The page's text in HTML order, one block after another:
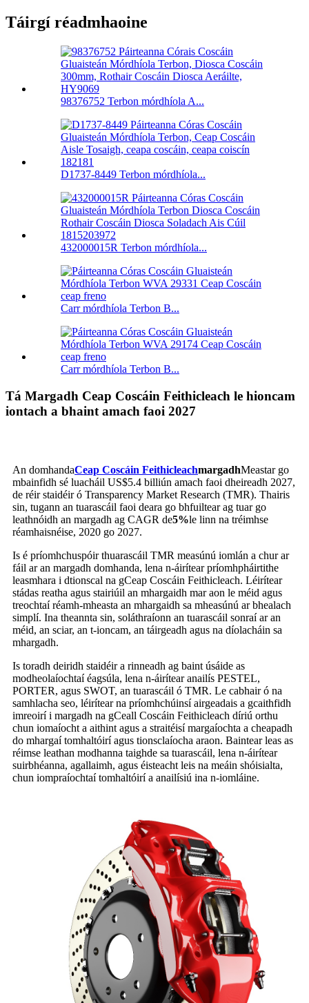
Táirgí réadmhaoine
98376752 Terbon mórdhíola A...
D1737-8449 Terbon mórdhíola...
432000015R Terbon mórdhíola...
Carr mórdhíola Terbon B...
Carr mórdhíola Terbon B...
Tá Margadh Ceap Coscáin Feithicleach le hioncam
iontach a bhaint amach faoi 2027
An domhandaCeap Coscáin FeithicleachmargadhMeastar go
mbainfidh sé luacháil US$5.4 billiún amach faoi dheireadh 2027,
de réir staidéir ó Transparency Market Research (TMR). Thairis
sin, tugann an tuarascáil faoi deara go bhfuiltear ag tuar go
leathnóidh an margadh ag CAGR de5%le linn na tréimhse
réamhaisnéise, 2020 go 2027.
Is é príomhchuspóir thuarascáil TMR measúnú iomlán a chur ar
fáil ar an margadh domhanda, lena n-áirítear príomhpháirtithe
leasmhara i dtionscal na gCeap Coscáin Feithicleach. Léirítear
stádas reatha agus stairiúil an mhargaidh mar aon le méid agus
treochtaí réamh-mheasta an mhargaidh sa mheasúnú ar bhealach
simplí. Ina theannta sin, soláthraíonn an tuarascáil sonraí ar an
méid, an sciar, an t-ioncam, an táirgeadh agus na díolacháin sa
mhargadh.
Is toradh deiridh staidéir a rinneadh ag baint úsáide as
modheolaíochtaí éagsúla, lena n-áirítear anailís PESTEL,
PORTER, agus SWOT, an tuarascáil ó TMR. Le cabhair ó na
samhlacha seo, léirítear na príomhchúinsí airgeadais a gcaithfidh
imreoirí i margadh na gCeall Coscáin Feithicleach díriú orthu
chun iomaíocht a aithint agus a straitéisí margaíochta a cheapadh
do mhargaí tomhaltóirí agus tionsclaíocha araon. Baintear leas as
réimse leathan modhanna taighde sa tuarascáil, lena n-áirítear
suirbhéanna, agallaimh, agus éisteacht leis na meáin shóisialta,
chun iompraíochtaí tomhaltóirí a anailísiú ina n-iomláine.